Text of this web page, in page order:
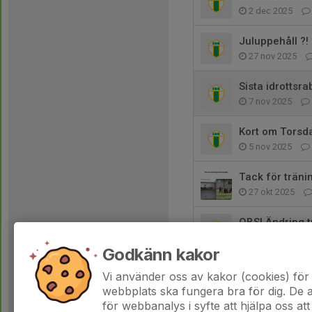
2 dec 2025
Juluppehåll ?!
27 nov 2025
Sista
7 nov 2025
Kort om
5 nov 2025
Tack för
27 okt 2025
OBS! Ändring
16 okt 2025
Godkänn kakor
Vi använder oss av kakor (cookies)
webbplats ska fungera bra för dig. De
för webbanalys i syfte att hjälpa oss